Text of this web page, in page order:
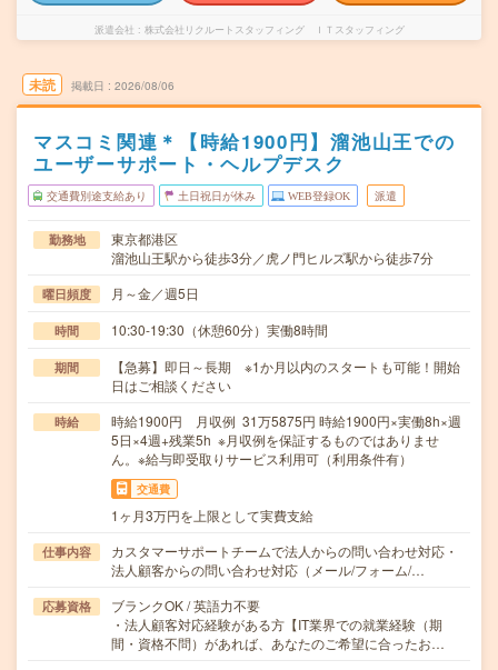
派遣会社 株式会社リクルートスタッフィング ＩＴスタッフィング
未読 掲載日 2026/08/06
マスコミ関連＊【時給1900円】溜池山王での
ユーザーサポート・ヘルプデスク
交通費別途支給あり 土日祝日が休み WEB登録OK 派遣
勤務地
東京都港区
溜池山王駅から徒歩3分／虎ノ門ヒルズ駅から徒歩7分
曜日頻度 月～金／週5日
時間 10:30-19:30（休憩60分）実働8時間
期間
【急募】即日～長期 ※1か月以内のスタートも可能！開始
日はご相談ください
時給
時給1900円 月収例 31万5875円 時給1900円×実働8h×週
5日×4週+残業5h ※月収例を保証するものではありませ
ん。※給与即受取りサービス利用可（利用条件有）
交通費
1ヶ月3万円を上限として実費支給
仕事内容
カスタマーサポートチームで法人からの問い合わせ対応・
法人顧客からの問い合わせ対応（メール/フォーム/…
応募資格
ブランクOK / 英語力不要
・法人顧客対応経験がある方【IT業界での就業経験（期
間・資格不問）があれば、あなたのご希望に合ったお…